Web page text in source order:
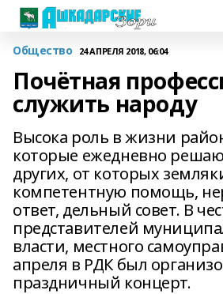
Общество 24 АПРЕЛЯ 2018, 06:04
Почётная
служить народу
Высока роль в жизни
которые ежедневно
других, от которых
компетентную помощь,
ответ, дельный совет. В
представителей
власти, местного
апреля в РДК был
праздничный концерт.